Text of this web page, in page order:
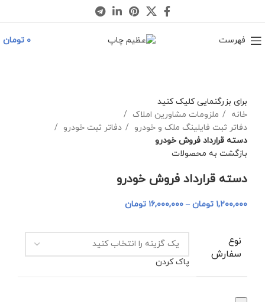
فهرست ۰ تومان
برای بزرگنمایی کلیک کنید
خانه
ملزومات مشاورین املاک
دفاتر ثبت فایلینگ ملک و خودرو
دفاتر ثبت خودرو
دسته قرارداد فروش خودرو
بازگشت به محصولات
دسته قرارداد فروش خودرو
۱,۲۰۰,۰۰۰ تومان – ۱۶,۰۰۰,۰۰۰ تومان
نوع
سفارش
پاک کردن